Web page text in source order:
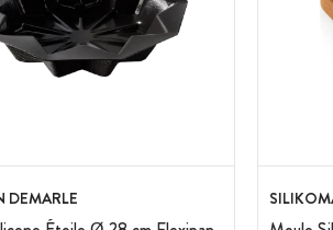
DEMARLE